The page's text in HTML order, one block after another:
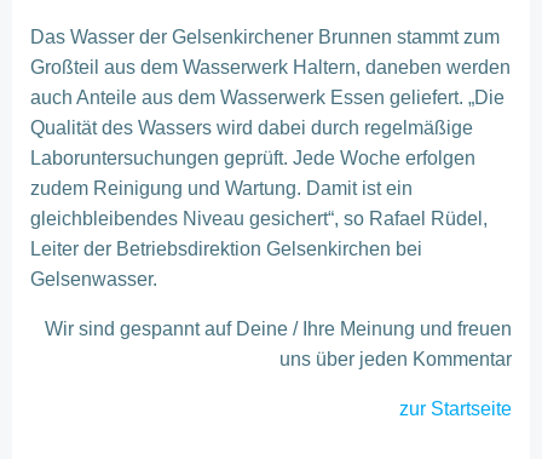
Das Wasser der Gelsenkirchener Brunnen stammt zum
Großteil aus dem Wasserwerk Haltern, daneben werden
auch Anteile aus dem Wasserwerk Essen geliefert. „Die
Qualität des Wassers wird dabei durch regelmäßige
Laboruntersuchungen geprüft. Jede Woche erfolgen
zudem Reinigung und Wartung. Damit ist ein
gleichbleibendes Niveau gesichert“, so Rafael Rüdel,
Leiter der Betriebsdirektion Gelsenkirchen bei
Gelsenwasser.
Wir sind gespannt auf Deine / Ihre Meinung und freuen
uns über jeden Kommentar
zur Startseite